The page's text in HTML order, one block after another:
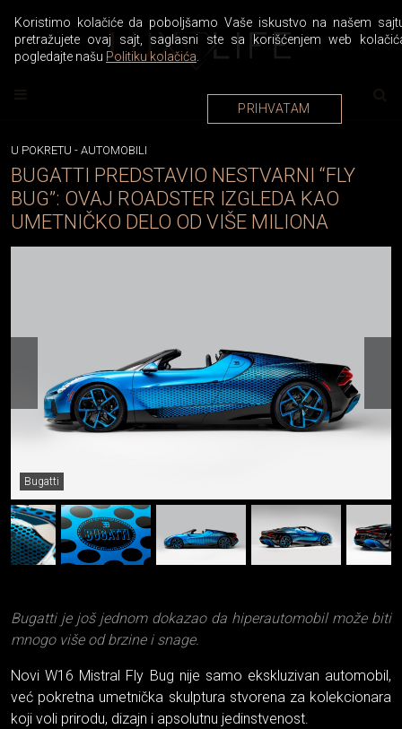
U POKRETU - AUTOMOBILI
BUGATTI PREDSTAVIO NESTVARNI “FLY
BUG”: OVAJ ROADSTER IZGLEDA KAO
UMETNIČKO DELO OD VIŠE MILIONA
Bugatti
Bugatti je još jednom dokazao da hiperautomobil može biti
mnogo više od brzine i snage.
Novi W16 Mistral Fly Bug nije samo ekskluzivan automobil,
već pokretna umetnička skulptura stvorena za kolekcionara
koji voli prirodu, dizajn i apsolutnu jedinstvenost.
Koristimo kolačiće da poboljšamo Vaše iskustvo na našem
pretražujete ovaj sajt, saglasni ste sa korišćenjem web
pogledajte našu Politiku kolačića
PRIHVATAM